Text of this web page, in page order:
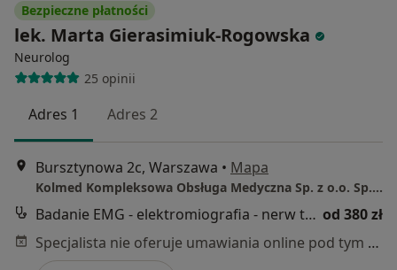
Bezpieczne płatności
lek. Marta Gierasimiuk-Rogowska
Neurolog
25 opinii
Adres 1 Adres 2
Bursztynowa 2c, Warszawa • Mapa
Kolmed Kompleksowa Obsługa Medyczna Sp. z o.o. Sp. k.
Badanie EMG - elektromiografia - nerw twarzowy od 380 zł
Specjalista nie oferuje umawiania online pod tym adresem.